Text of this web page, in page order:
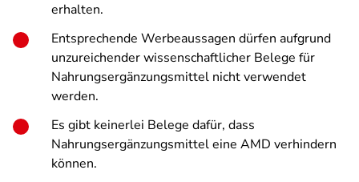
erhalten.
Entsprechende Werbeaussagen dürfen aufgrund
unzureichender wissenschaftlicher Belege für
Nahrungsergänzungsmittel nicht verwendet
werden.
Es gibt keinerlei Belege dafür, dass
Nahrungsergänzungsmittel eine AMD verhindern
können.